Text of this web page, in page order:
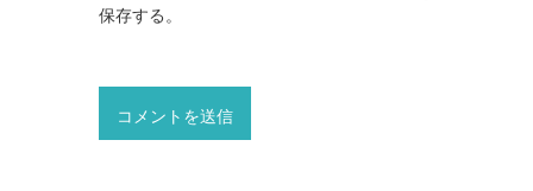
保存する。